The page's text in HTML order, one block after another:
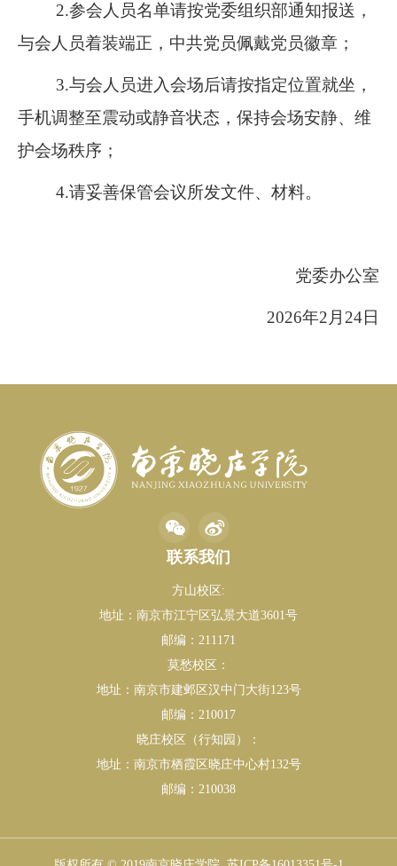
2.参会人员名单请按党委组织部通知报送，
与会人员着装端正，中共党员佩戴党员徽章；
3.与会人员进入会场后请按指定位置就坐，
手机调整至震动或静音状态，保持会场安静、维
护会场秩序；
4.请妥善保管会议所发文件、材料。
党委办公室
2026年2月24日
联系我们
方山校区:
地址：南京市江宁区弘景大道3601号
邮编：211171
莫愁校区：
地址：南京市建邺区汉中门大街123号
邮编：210017
晓庄校区（行知园）：
地址：南京市栖霞区晓庄中心村132号
邮编：210038